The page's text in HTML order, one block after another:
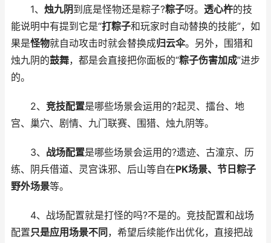
1、 烛九阴到底是怪物还是粽子?粽子呀。 透心杵的技
能说明中有提到它是“打粽子和玩家时自动替换的技能”，如
果是怪物就自动攻击时就会替换成归云伞。另外，围猎和
烛九阴的鼓舞，都是会直接把你面板的“粽子伤害加成”进步
的。
2、 竞技配置是哪些场景会运用的?起灵、擂台、地
宫、巢穴、剧情、九门联赛、围猎、烛九阴等。
3、 战场配置是哪些场景会运用的?遗迹、古潼京、历
练、阴兵借道、灵宫诛邪、后山等自在PK场景、节日粽子
野外场景等。
4、战场配置就是打怪的吗?不是的。竞技配置和战场
配置只是应用场景不同 ，希望后续能作出优化，直接把战